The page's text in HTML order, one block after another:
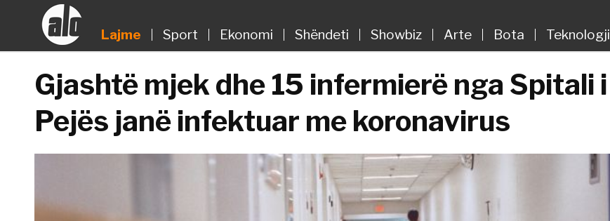
Lajme Sport Ekonomi Shëndeti Showbiz Arte Bota Teknologji
Gjashtë mjek dhe 15 infermierë nga Spitali i
Pejës janë infektuar me koronavirus